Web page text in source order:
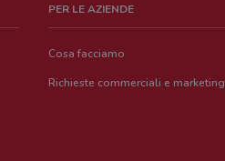
PER LE AZIENDE
Cosa facciamo
Richieste commerciali e marketing